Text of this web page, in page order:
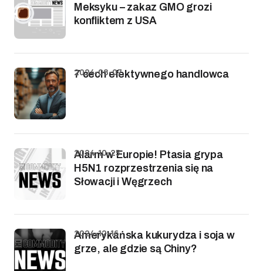
Meksyku – zakaz GMO grozi
konfliktem z USA
7 cech efektywnego handlowca
2024-08-07
Alarm w Europie! Ptasia grypa
H5N1 rozprzestrzenia się na
Słowacji i Węgrzech
2024-10-25
Amerykańska kukurydza i soja w
grze, ale gdzie są Chiny?
2024-12-16